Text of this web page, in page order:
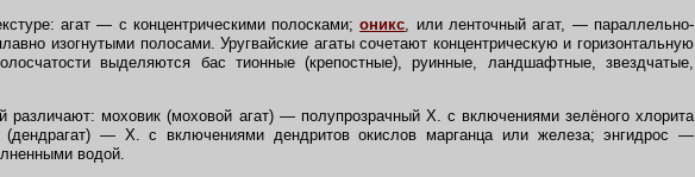
агат — с концентрическими полосками;оникс , или ленточный агат, — параллельно-
изогнутыми полосами. Уругвайские агаты сочетают концентрическую и горизонтальную
выделяются бас тионные (крепостные), руинные, ландшафтные, звездчатые,
различают: моховик (моховой агат) — полупрозрачный Х. с включениями зелёного хлорита
(дендрагат) — Х. с включениями дендритов окислов марганца или железа; энгидрос —
водой.